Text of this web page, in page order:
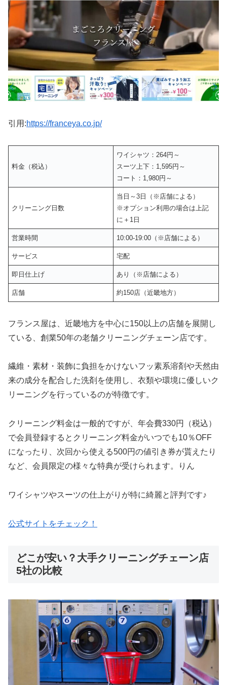
引用:https://franceya.co.jp/
料金（税込）
ワイシャツ：264円～
スーツ上下：1,595円～
コート：1,980円～
クリーニング日数
当日～3日（※店舗による）
※オプション利用の場合は上記
に＋1日
営業時間 10:00-19:00（※店舗による）
サービス 宅配
即日仕上げ あり（※店舗による）
店舗 約150店（近畿地方）
フランス屋は、近畿地方を中心に150以上の店舗を展開し
ている、創業50年の老舗クリーニングチェーン店です。
繊維・素材・装飾に負担をかけないフッ素系溶剤や天然由
来の成分を配合した洗剤を使用し、衣類や環境に優しいク
リーニングを行っているのが特徴です。
クリーニング料金は一般的ですが、年会費330円（税込）
で会員登録するとクリーニング料金がいつでも10％OFF
になったり、次回から使える500円の値引き券が貰えたり
など、会員限定の様々な特典が受けられます。りん
ワイシャツやスーツの仕上がりが特に綺麗と評判です♪
公式サイトをチェック！
どこが安い？大手クリーニングチェーン店
5社の比較